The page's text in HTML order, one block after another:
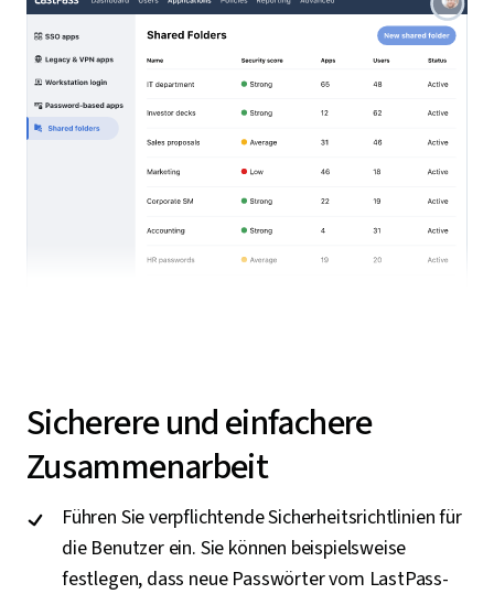
Sicherere und einfachere
Zusammenarbeit
Führen Sie verpflichtende Sicherheitsrichtlinien für
die Benutzer ein. Sie können beispielsweise
festlegen, dass neue Passwörter vom LastPass-